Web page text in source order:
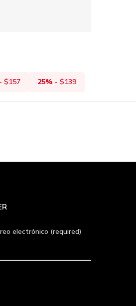
-$157 25% -$139
electrónico (required)